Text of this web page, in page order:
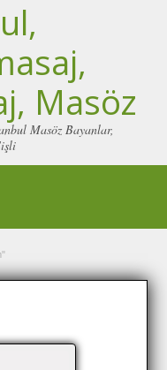
Masöz
Masöz Bayanlar,